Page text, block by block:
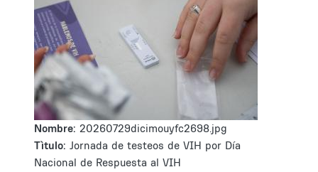
Nombre: 20260729dicimouyfc2698.jpg
Tìtulo: Jornada de testeos de VIH por Día
Nacional de Respuesta al VIH